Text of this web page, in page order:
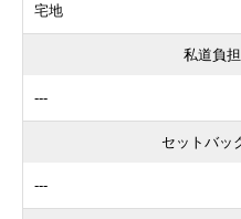
宅地
私道負
---
セットバッ
---